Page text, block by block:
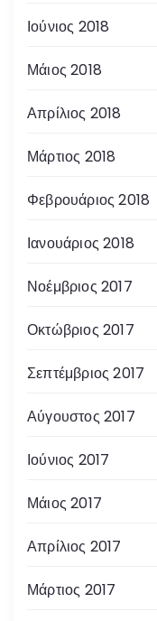
Ιούνιος 2018
Μάιος 2018
Απρίλιος 2018
Μάρτιος 2018
Φεβρουάριος 2018
Ιανουάριος 2018
Νοέμβριος 2017
Οκτώβριος 2017
Σεπτέμβριος 2017
Αύγουστος 2017
Ιούνιος 2017
Μάιος 2017
Απρίλιος 2017
Μάρτιος 2017